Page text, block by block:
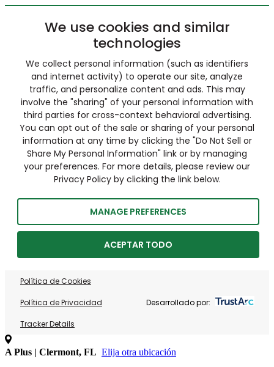
We use cookies and similar
technologies
We collect personal information (such as identifiers
and internet activity) to operate our site, analyze
traffic, and personalize content and ads. This may
involve the "sharing" of your personal information with
third parties for cross-context behavioral advertising.
You can opt out of the sale or sharing of your personal
information at any time by clicking the "Do Not Sell or
Share My Personal Information" link or by managing
your preferences. For more details, please review our
Privacy Policy by clicking the link below.
MANAGE PREFERENCES
ACEPTAR TODO
Política de Cookies
Política de Privacidad
Tracker Details
Desarrollado por:
A Plus | Clermont, FL Elija otra ubicación